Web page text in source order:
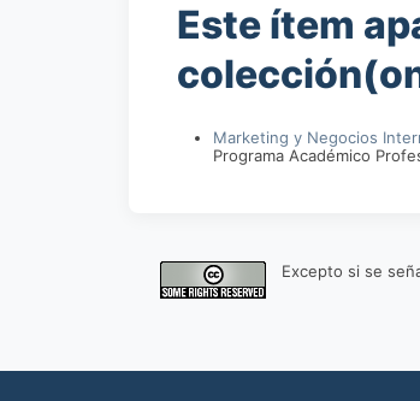
Este ítem
Marketing y Negocios
Programa Académico
Excepto si se